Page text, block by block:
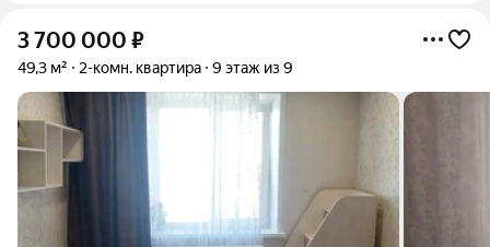
3 700 000 ₽
49,3 м² 2-комн. квартира 9 этаж из 9